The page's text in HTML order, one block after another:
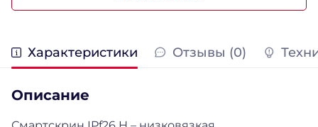
Характеристики Отзывы (0)
Описание